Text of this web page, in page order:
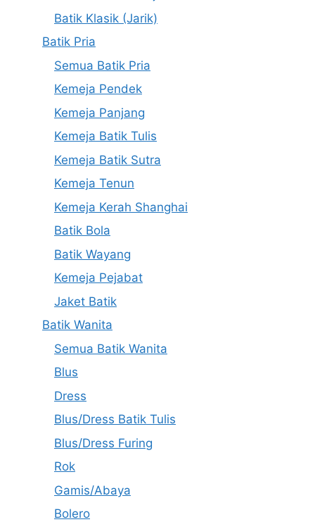
Batik Klasik (Jarik)
Batik Pria
Semua Batik Pria
Kemeja Pendek
Kemeja Panjang
Kemeja Batik Tulis
Kemeja Batik Sutra
Kemeja Tenun
Kemeja Kerah Shanghai
Batik Bola
Batik Wayang
Kemeja Pejabat
Jaket Batik
Batik Wanita
Semua Batik Wanita
Blus
Dress
Blus/Dress Batik Tulis
Blus/Dress Furing
Rok
Gamis/Abaya
Bolero